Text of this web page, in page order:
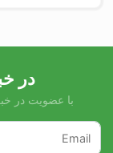
در
با عضویت در